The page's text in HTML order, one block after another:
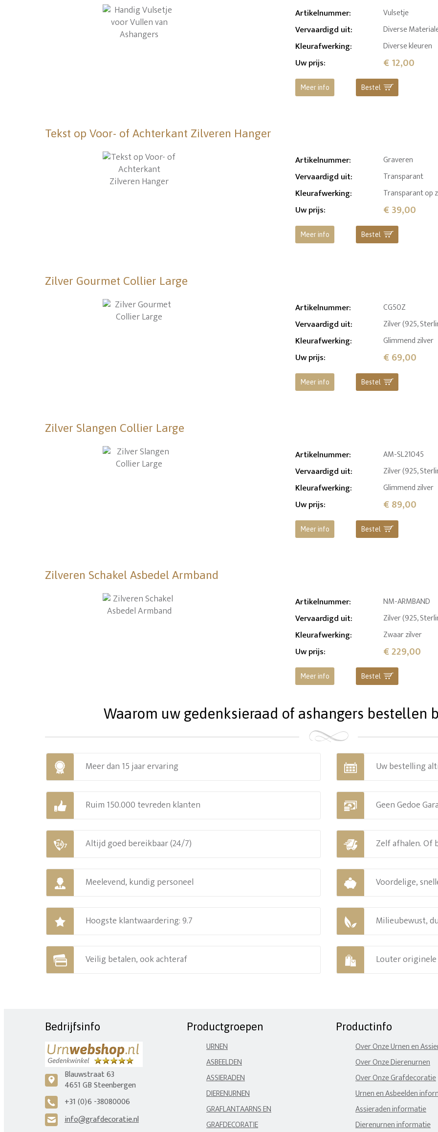
Artikelnummer: Vulsetje
Vervaardigd uit: Diverse
Kleurafwerking: Diverse kleuren
Uw prijs: € 12,00
Meer info Bestel
Tekst op Voor- of Achterkant Zilveren Hanger
Artikelnummer: Graveren
Vervaardigd uit: Transparant
Kleurafwerking: Transparant op
Uw prijs: € 39,00
Meer info Bestel
Zilver Gourmet Collier Large
Artikelnummer: CG50Z
Vervaardigd uit: Zilver (925,
Kleurafwerking: Glimmend zilver
Uw prijs: € 69,00
Meer info Bestel
Zilver Slangen Collier Large
Artikelnummer: AM-SL21045
Vervaardigd uit: Zilver (925,
Kleurafwerking: Glimmend zilver
Uw prijs: € 89,00
Meer info Bestel
Zilveren Schakel Asbedel Armband
Artikelnummer: NM-ARMBAND
Vervaardigd uit: Zilver (925,
Kleurafwerking: Zwaar zilver
Uw prijs: € 229,00
Meer info Bestel
Waarom uw gedenksieraad of ashangers bestellen
Meer dan 15 jaar ervaring Uw bestelling
Ruim 150.000 tevreden klanten Geen Gedoe
Altijd goed bereikbaar (24/7) Zelf afhalen.
Meelevend, kundig personeel Voordelige,
Hoogste klantwaardering: 9.7 Milieubewust,
Veilig betalen, ook achteraf Louter
Bedrijfsinfo
c
Blauwstraat 63
4651 GB Steenbergen
A +31 (0)6 -38080006
H info@grafdecoratie.nl
Productgroepen
URNEN
ASBEELDEN
ASSIERADEN
DIERENURNEN
GRAFLANTAARNS EN
GRAFDECORATIE
Productinfo
Over Onze Urnen en
Over Onze Dierenurnen
Over Onze Grafdecoratie
Urnen en Asbeelden
Assieraden informatie
Dierenurnen informatie